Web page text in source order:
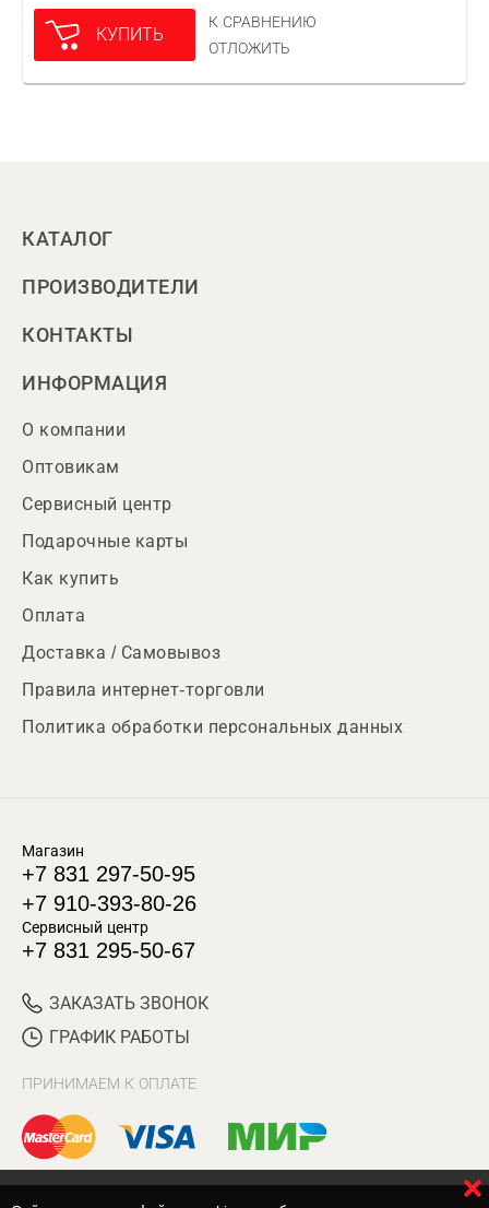
КУПИТЬ
К СРАВНЕНИЮ
ОТЛОЖИТЬ
КАТАЛОГ
ПРОИЗВОДИТЕЛИ
КОНТАКТЫ
ИНФОРМАЦИЯ
О компании
Оптовикам
Сервисный центр
Подарочные карты
Как купить
Оплата
Доставка / Самовывоз
Правила интернет-торговли
Политика обработки персональных данных
Магазин
+7 831 297-50-95
+7 910-393-80-26
Сервисный центр
+7 831 295-50-67
ЗАКАЗАТЬ ЗВОНОК
ГРАФИК РАБОТЫ
ПРИНИМАЕМ К ОПЛАТЕ